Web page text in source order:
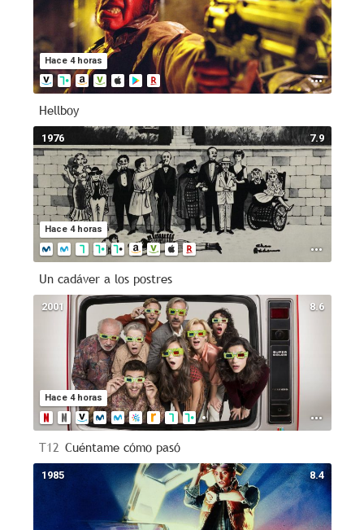
Hace 4 horas
Hellboy
7.9
Hace 4 horas
1976
Un cadáver a los postres
8.6
Hace 4 horas
2001
T12 Cuéntame cómo pasó
8.4
1985